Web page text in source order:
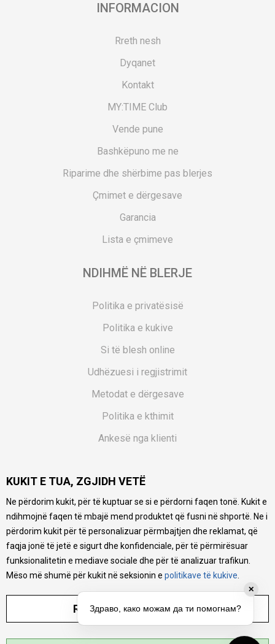
INFORMACION
Rreth nesh
Dyqanet
Kontakt
MY:TIME Club
Vende pune
Bashkëpuno me ne
Riparime dhe shërbime pas blerjes
Çmimet e dërgesave
Garancia
Lista e çmimeve
NDIHMË NË BLERJE
Politika e privatësisë
Politika e kukive
Si të blesh online
Udhëzuesi i regjistrimit
Metodat e dërgesave
Politika e kthimit
Ankesë nga klienti
Pyetjet më të shpeshta
Ne bëjmë çmos që të ofrojmë një përshkrim sa më të saktë
të produkteve tona, ofrojmë edhe foto e çmimin, por nuk
mund të garantojmë që informacioni është i plotë e pa
gabime. Të gjitha produktet janë pjesë e portfolios sonë, por
kjo nuk do të thotë se janë në gjendje në çdo çast.
KUKIT E TUA, ZGJIDH VETË
Ne përdorim kukit, për të kuptuar se si e përdorni faqen tonë. Kukit e
ndihmojnë faqen të mbajë mend produktet që fusni në shportë. Ne i
përdorim kukit për të personalizuar përmbajtjen dhe reklamat, që
faqja jonë të jetë e sigurt dhe konfidenciale, për të përmirësuar
funksionalitetin e mediave sociale dhe për të analizuar trafikun.
Mëso më shumë për kukit në seksionin e politikave të kukive
RREGULLO PARAMETRAT
✕
Здраво, како можам да ти помогнам?